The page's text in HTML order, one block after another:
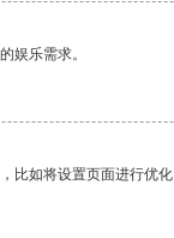
娱乐需求。
比如将设置页面进行优